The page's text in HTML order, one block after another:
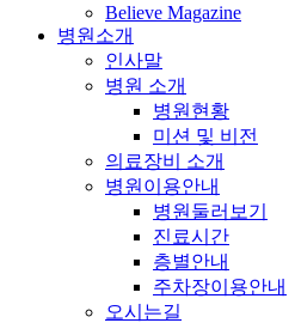
Believe Magazine
병원소개
인사말
병원 소개
병원현황
미션 및 비전
의료장비 소개
병원이용안내
병원둘러보기
진료시간
층별안내
주차장이용안내
오시는길